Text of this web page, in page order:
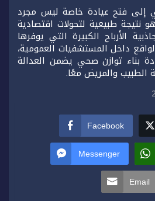
إلى فتح عيادة خاصة ليس مجرد
نتيجة طبيعية لتحولات اقتصادية
الأرباح الكبيرة التي يوفرها
داخل المستشفيات العمومية،
بناء توازن صحي يضمن العدالة
الطبيب والمريض معًا.
Facebook
Messenger
Email